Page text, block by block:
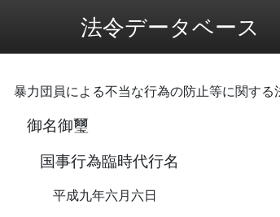
法令データベース
暴力団員による不当な行為の防止等に関する
御名御璽
国事行為臨時代行名
平成九年六月六日